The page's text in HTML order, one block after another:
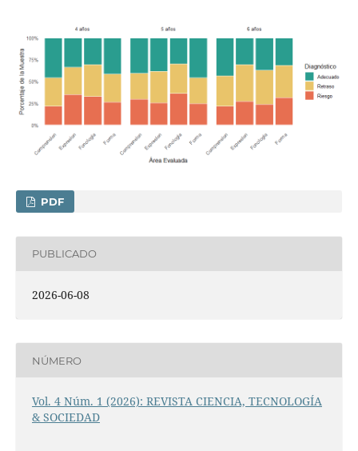
PDF
PUBLICADO
2026-06-08
NÚMERO
Vol. 4 Núm. 1 (2026): REVISTA CIENCIA, TECNOLOGÍA
& SOCIEDAD